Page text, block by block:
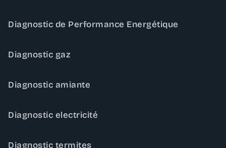
Diagnostic de Performance Energétique
Diagnostic gaz
Diagnostic amiante
Diagnostic electricité
Diagnostic termites